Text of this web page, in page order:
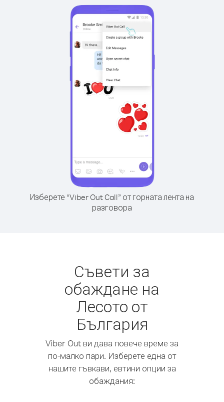
Изберете “Viber Out Call” от горната лента на
разговора
Съвети за
обаждане на
Лесото от
България
Viber Out ви дава повече време за
по-малко пари. Изберете една от
нашите гъвкави, евтини опции за
обаждания: